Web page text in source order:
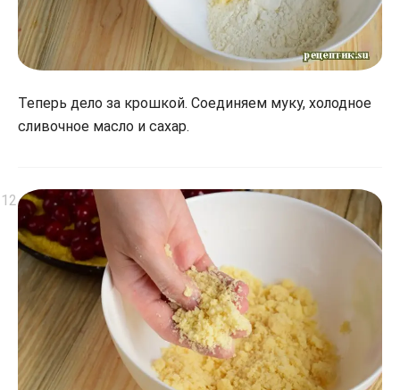
Теперь дело за крошкой. Соединяем муку, холодное
сливочное масло и сахар.